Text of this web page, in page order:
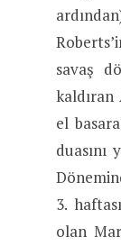
savaş
kaldıran
el
duasını
3.
olan